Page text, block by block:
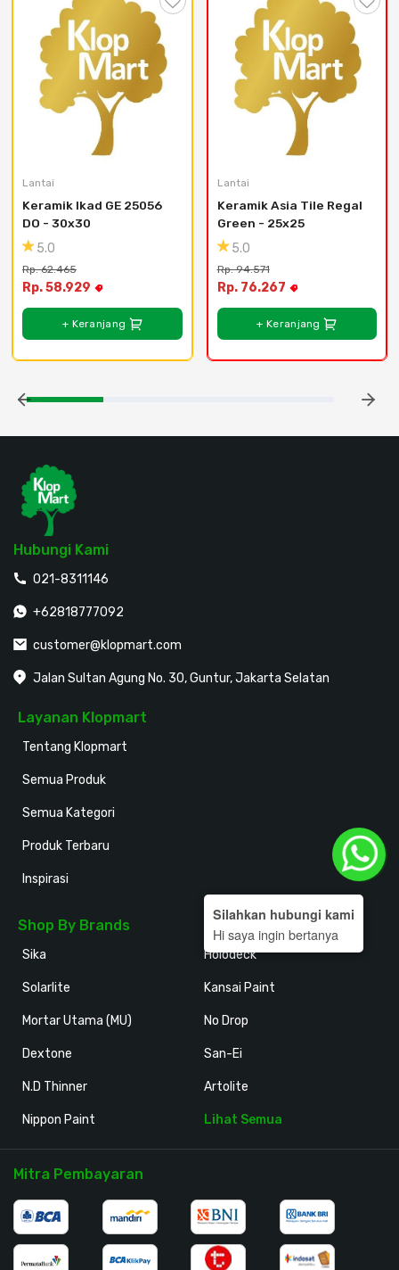
Lantai
Keramik Ikad GE 25056
DO - 30x30
5.0
Rp. 62.465
Rp. 58.929
+ Keranjang
Lantai
Keramik Asia Tile Regal
Green - 25x25
5.0
Rp. 94.571
Rp. 76.267
+ Keranjang
Hubungi Kami
021-8311146
+62818777092
customer@klopmart.com
Jalan Sultan Agung No. 30, Guntur, Jakarta Selatan
Layanan Klopmart
Tentang Klopmart
Semua Produk
Semua Kategori
Produk Terbaru
Inspirasi
Shop By Brands
Sika
Solarlite
Mortar Utama (MU)
Dextone
N.D Thinner
Nippon Paint
Holodeck
Kansai Paint
No Drop
San-Ei
Artolite
Lihat Semua
Mitra Pembayaran
Silahkan hubungi kami
Hi saya ingin bertanya